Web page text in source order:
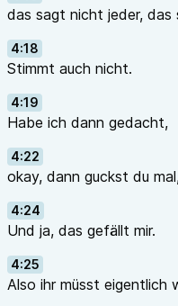
das sagt nicht jeder, das
4:18
Stimmt auch nicht.
4:19
Habe ich dann gedacht,
4:22
okay, dann guckst du
4:24
Und ja, das gefällt mir.
4:25
Also ihr müsst eigentlich